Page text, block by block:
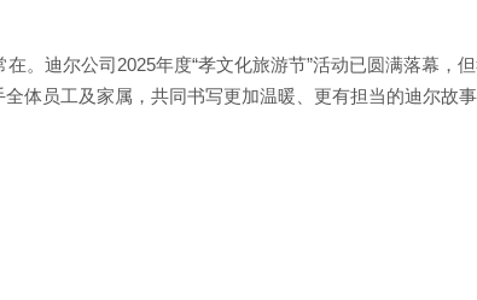
在。迪尔公司2025年度“孝文化旅游节”活动已圆满落幕，
体员工及家属，共同书写更加温暖、更有担当的迪尔故事